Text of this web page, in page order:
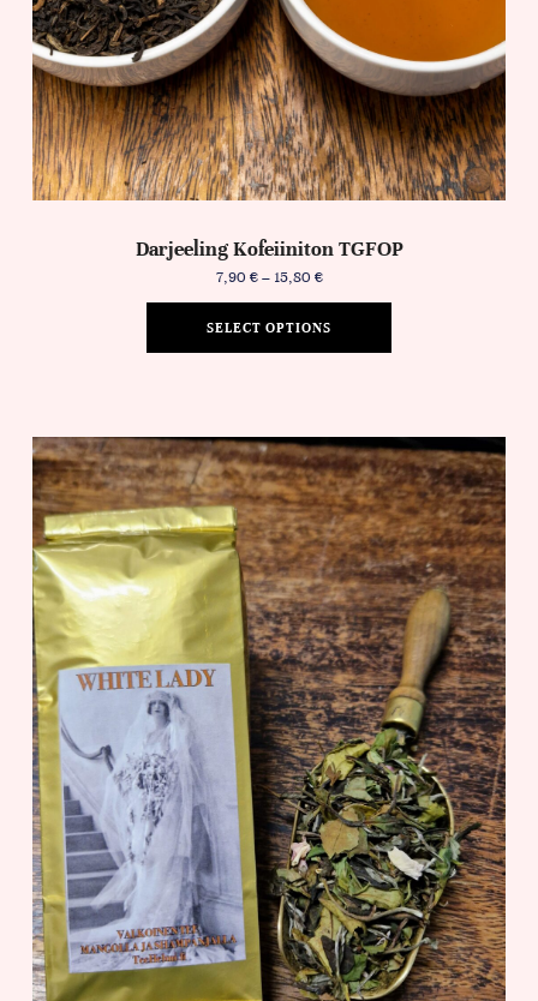
Darjeeling Kofeiiniton TGFOP
7,90 € – 15,80 €
SELECT OPTIONS